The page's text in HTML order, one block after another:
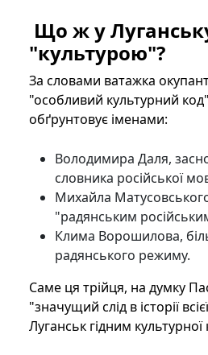
Що ж у
"культурою"?
За словами ватажка
"особливий культурний
обґрунтовує іменами:
Володимира Даля,
словника російської
Михайла
"радянським
Клима Ворошилова,
радянського режиму.
Саме ця трійця, на думку
"значущий слід в історії
Луганськ гідним